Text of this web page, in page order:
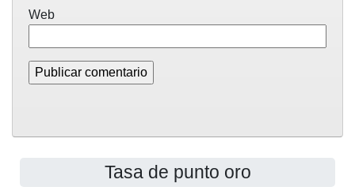
Web
Tasa de punto oro